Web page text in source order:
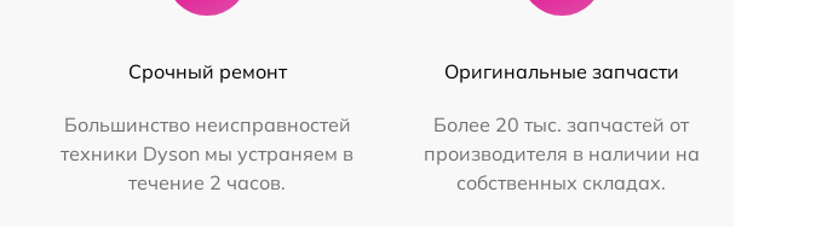
Срочный ремонт
Большинство неисправностей
техники Dyson мы устраняем в
течение 2 часов.
Оригинальные запчасти
Более 20 тыс. запчастей от
производителя в наличии на
собственных складах.